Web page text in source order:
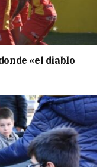
«el diablo